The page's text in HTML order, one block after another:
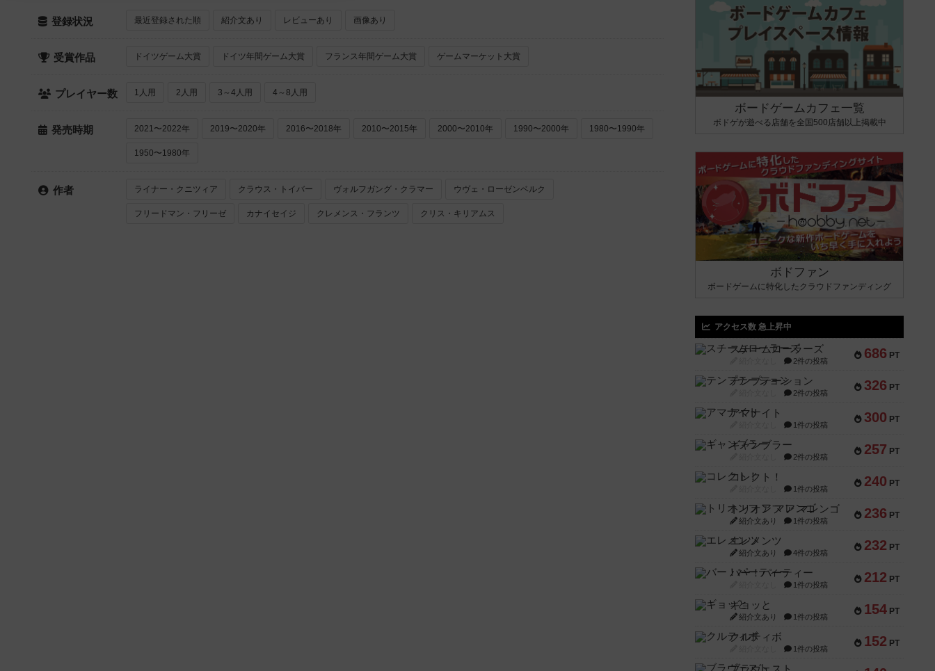
登録状況 最近登録された順 紹介文あり レビューあり 画像あり
受賞作品 ドイツゲーム大賞 ドイツ年間ゲーム大賞 フランス年間ゲーム大賞 ゲームマーケット大賞
プレイヤー数 1人用 2人用 3～4人用 4～8人用
発売時期 2021〜2022年 2019〜2020年 2016〜2018年 2010〜2015年 2000〜2010年 1990〜2000年 1980〜1990年
1950〜1980年
作者 ライナー・クニツィア クラウス・トイバー ヴォルフガング・クラマー ウヴェ・ローゼンベルク
フリードマン・フリーゼ カナイセイジ クレメンス・フランツ クリス・キリアムス
ボードゲームカフェ一覧
ボドゲが遊べる店舗を全国500店舗以上掲載中
ボドファン
ボードゲームに特化したクラウドファンディング
アクセス数 急上昇中
686 PT
スチームローラーズ
2件の投稿
326 PT
テンプテーション
2件の投稿
300 PT
アマナイト
1件の投稿
257 PT
ギャンブラー
2件の投稿
240 PT
コレクト！
1件の投稿
236 PT
トリオンフ ア マレンゴ
紹介文あり 1件の投稿
232 PT
エレメンツ
紹介文あり 4件の投稿
212 PT
バー！パーティー
1件の投稿
154 PT
ギョッと
紹介文あり 1件の投稿
152 PT
クルティボ
1件の投稿